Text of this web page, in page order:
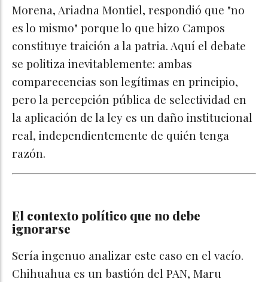
Morena, Ariadna Montiel, respondió que "no
es lo mismo" porque lo que hizo Campos
constituye traición a la patria. Aquí el debate
se politiza inevitablemente: ambas
comparecencias son legítimas en principio,
pero la percepción pública de selectividad en
la aplicación de la ley es un daño institucional
real, independientemente de quién tenga
razón.
El contexto político que no debe
ignorarse
Sería ingenuo analizar este caso en el vacío.
Chihuahua es un bastión del PAN, Maru